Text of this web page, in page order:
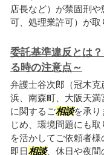
店長など）が禁固刑
可、処理業許可）が
委託基準違反とは
る時の注意点～
弁護士谷次郎（冠木
浜、南森町、大阪天
に関するご相談を承り
じめ、環境問題にも
を活かしてご依頼者様
即日相談、休日や夜間